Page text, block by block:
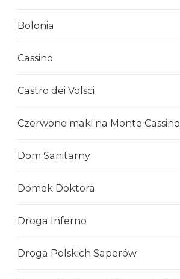
Bolonia
Cassino
Castro dei Volsci
Czerwone maki na Monte Cassino
Dom Sanitarny
Domek Doktora
Droga Inferno
Droga Polskich Saperów